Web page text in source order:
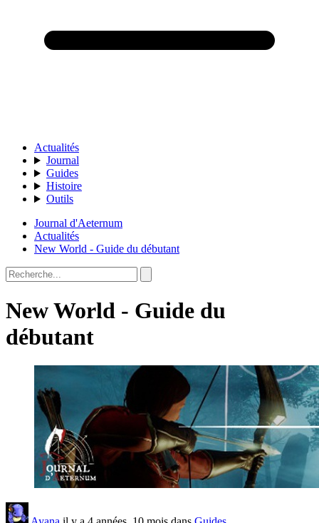
Actualités
Journal
Guides
Histoire
Outils
Journal d'Aeternum
Actualités
New World - Guide du débutant
New World - Guide du
débutant